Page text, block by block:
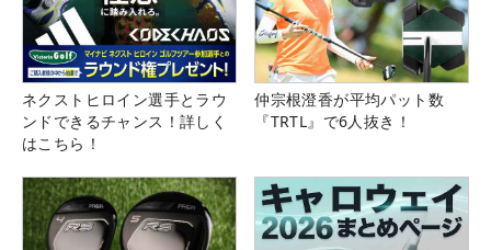
ネクストヒロイン選手とラウ
ンドできるチャンス！詳しく
はこちら！
仲宗根澄香が平均パット数
『TRTL』で6人抜き！